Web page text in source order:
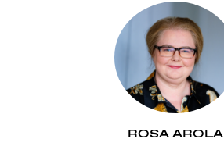
ROSA AROLA